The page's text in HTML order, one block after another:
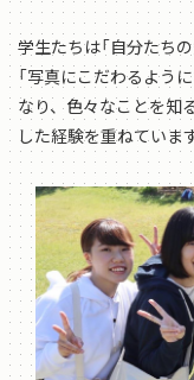
学生たちは「自分たち
「写真にこだわるよう
なり、色々なことを知
した経験を重ねていま